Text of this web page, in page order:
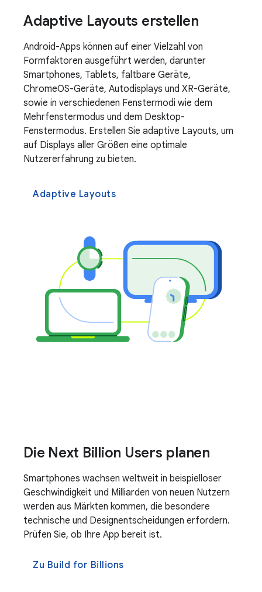
Adaptive Layouts erstellen
Android-Apps können auf einer Vielzahl von
Formfaktoren ausgeführt werden, darunter
Smartphones, Tablets, faltbare Geräte,
ChromeOS-Geräte, Autodisplays und XR-Geräte,
sowie in verschiedenen Fenstermodi wie dem
Mehrfenstermodus und dem Desktop-
Fenstermodus. Erstellen Sie adaptive Layouts, um
auf Displays aller Größen eine optimale
Nutzererfahrung zu bieten.
Adaptive Layouts
Die Next Billion Users planen
Smartphones wachsen weltweit in beispielloser
Geschwindigkeit und Milliarden von neuen Nutzern
werden aus Märkten kommen, die besondere
technische und Designentscheidungen erfordern.
Prüfen Sie, ob Ihre App bereit ist.
Zu Build for Billions